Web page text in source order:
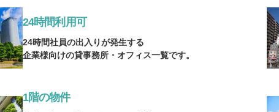
24時間利用可
24時間社員の出入りが発生する
企業様向けの貸事務所・オフィス一覧です。
1階の物件